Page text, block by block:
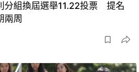
分組換屆選舉11.22投票 提名
兩周